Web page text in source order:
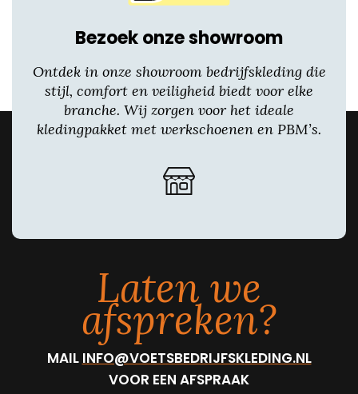
Bezoek onze showroom
Ontdek in onze showroom bedrijfskleding die
stijl, comfort en veiligheid biedt voor elke
branche. Wij zorgen voor het ideale
kledingpakket met werkschoenen en PBM’s.
Laten we
afspreken?
MAIL INFO@VOETSBEDRIJFSKLEDING.NL
VOOR EEN AFSPRAAK